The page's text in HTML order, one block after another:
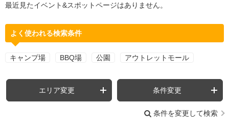
最近見たイベント&スポットページはありません。
よく使われる検索条件
キャンプ場 BBQ場 公園 アウトレットモール
エリア変更 条件変更
条件を変更して検索